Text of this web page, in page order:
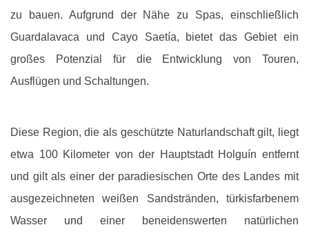
zu bauen. Aufgrund der Nähe zu Spas, einschließlich
Guardalavaca und Cayo Saetía, bietet das Gebiet ein
großes Potenzial für die Entwicklung von Touren,
Ausflügen und Schaltungen.
Diese Region, die als geschützte Naturlandschaft gilt, liegt
etwa 100 Kilometer von der Hauptstadt Holguín entfernt
und gilt als einer der paradiesischen Orte des Landes mit
ausgezeichneten weißen Sandstränden, türkisfarbenem
Wasser und einer beneidenswerten natürlichen